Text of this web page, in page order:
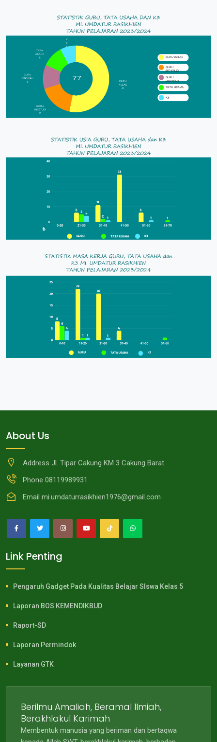
About Us
Address Jl. Tipar Cakung KM 3 Cakung Barat
Phone 08119989931
Email mi.umdaturrasikhien1976@gmail.com
Link Penting
Pengaruh Gadget Pada Kualitas Belajar SIswa Kelas 5
Laporan BOS KEMENDIKBUD
Raport-SD
Laporan Permindok
Layanan GTK
Berilmu Amaliah, Beramal Ilmiah,
Berakhlakul Karimah
Membentuk manusia yang beriman dan bertaqwa